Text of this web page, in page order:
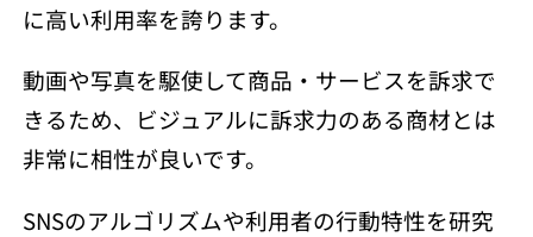
に高い利用率を誇ります。
動画や写真を駆使して商品・サービスを訴求で
きるため、ビジュアルに訴求力のある商材とは
非常に相性が良いです。
SNSのアルゴリズムや利用者の行動特性を研究